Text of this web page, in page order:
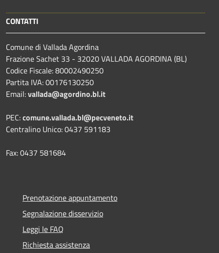
CONTATTI
Comune di Vallada Agordina
Frazione Sachet 33 - 32020 VALLADA AGORDINA (BL)
Codice Fiscale: 80002490250
Partita IVA: 00176130250
Email:vallada@agordino.bl.it
PEC:comune.vallada.bl@pecveneto.it
Centralino Unico: 0437 591183
Fax: 0437 581684
Prenotazione appuntamento
Segnalazione disservizio
Leggi le FAQ
Richiesta assistenza